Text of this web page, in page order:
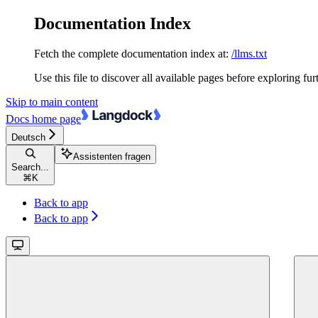
Documentation Index
Fetch the complete documentation index at: /llms.txt
Use this file to discover all available pages before exploring
Skip to main content
Docs home page
Deutsch
Search...
⌘ K
Assistenten fragen
Back to app
Back to app